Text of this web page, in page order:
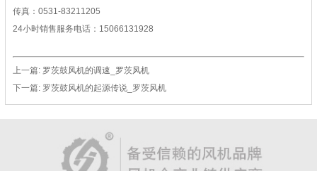
传真：0531-83211205
24小时销售服务电话：15066131928
上一篇: 罗茨鼓风机的调速_罗茨风机
下一篇: 罗茨鼓风机的起源传说_罗茨风机